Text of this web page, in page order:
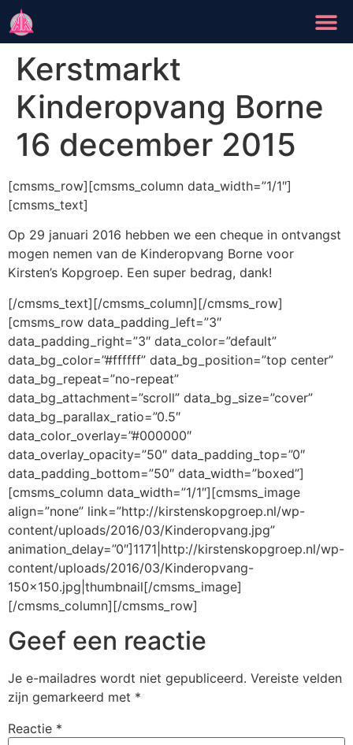
Kerstmarkt
Kinderopvang Borne
16 december 2015
[cmsms_row][cmsms_column data_width=”1/1″]
[cmsms_text]
Op 29 januari 2016 hebben we een cheque in ontvangst
mogen nemen van de Kinderopvang Borne voor
Kirsten’s Kopgroep. Een super bedrag, dank!
[/cmsms_text][/cmsms_column][/cmsms_row]
[cmsms_row data_padding_left=”3″
data_padding_right=”3″ data_color=”default”
data_bg_color=”#ffffff” data_bg_position=”top center”
data_bg_repeat=”no-repeat”
data_bg_attachment=”scroll” data_bg_size=”cover”
data_bg_parallax_ratio=”0.5″
data_color_overlay=”#000000″
data_overlay_opacity=”50″ data_padding_top=”0″
data_padding_bottom=”50″ data_width=”boxed”]
[cmsms_column data_width=”1/1″][cmsms_image
align=”none” link=”http://kirstenskopgroep.nl/wp-
content/uploads/2016/03/Kinderopvang.jpg”
animation_delay=”0″]1171|http://kirstenskopgroep.nl/wp-
content/uploads/2016/03/Kinderopvang-
150×150.jpg|thumbnail[/cmsms_image]
[/cmsms_column][/cmsms_row]
Geef een reactie
Je e-mailadres wordt niet gepubliceerd. Vereiste velden
zijn gemarkeerd met *
Reactie *